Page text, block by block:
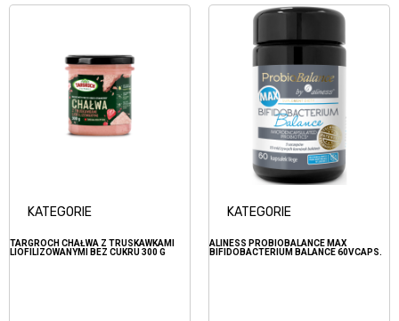
KATEGORIE
TARGROCH CHAŁWA Z TRUSKAWKAMI
LIOFILIZOWANYMI BEZ CUKRU 300 G
KATEGORIE
ALINESS PROBIOBALANCE MAX
BIFIDOBACTERIUM BALANCE 60VCAPS.